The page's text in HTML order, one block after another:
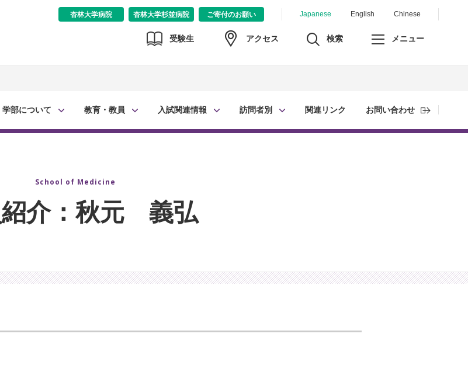
Japanese English Chinese
杏林大学病院 杏林大学杉並病院 ご寄付のお願い
受験生 アクセス 検索 メニュー
学部について 教育・教員 入試関連情報 訪問者別 関連リンク お問い合わせ
School of Medicine
介：秋元 義弘